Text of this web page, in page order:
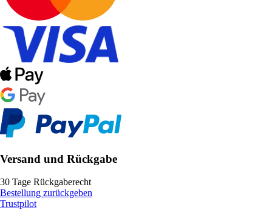
Versand und Rückgabe
30 Tage Rückgaberecht
Bestellung zurückgeben
Trustpilot